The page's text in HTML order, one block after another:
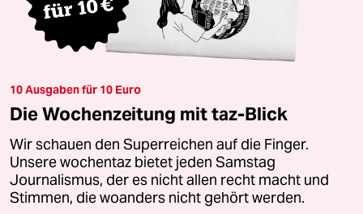
10 Ausgaben für 10 Euro
Die Wochenzeitung mit taz-Blick
Wir schauen den Superreichen auf die Finger.
Unsere wochentaz bietet jeden Samstag
Journalismus, der es nicht allen recht macht und
Stimmen, die woanders nicht gehört werden.